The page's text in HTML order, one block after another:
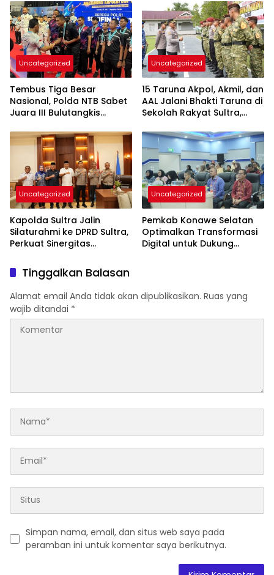
Kepastian Hukum
Uncategorized
Tembus Tiga Besar
Nasional, Polda NTB Sabet
Juara III Bulutangkis
Uncategorized
15 Taruna Akpol, Akmil, dan
AAL Jalani Bhakti Taruna di
Sekolah Rakyat Sultra,
Nasionalisme
Uncategorized
Kapolda Sultra Jalin
Silaturahmi ke DPRD Sultra,
Perkuat Sinergitas
Kemajuan Daerah
Uncategorized
Pemkab Konawe Selatan
Optimalkan Transformasi
Digital untuk Dukung
Tinggalkan Balasan
Alamat email Anda tidak akan dipublikasikan. Ruas yang
wajib ditandai *
Simpan nama, email, dan situs web saya pada
peramban ini untuk komentar saya berikutnya.